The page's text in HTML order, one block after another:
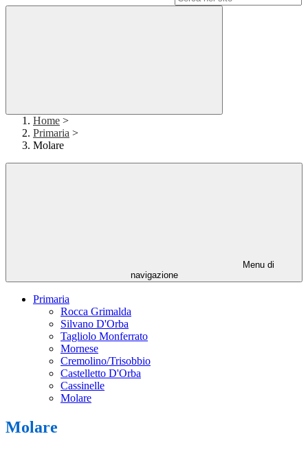
Home >
Primaria >
Molare
Menu di
navigazione
Primaria
Rocca Grimalda
Silvano D'Orba
Tagliolo Monferrato
Mornese
Cremolino/Trisobbio
Castelletto D'Orba
Cassinelle
Molare
Molare